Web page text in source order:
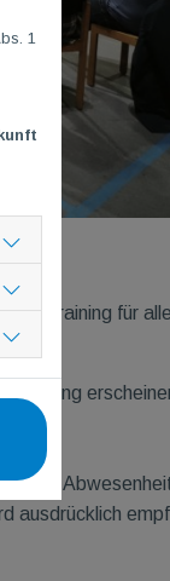
Training für
ausdrücklich
1